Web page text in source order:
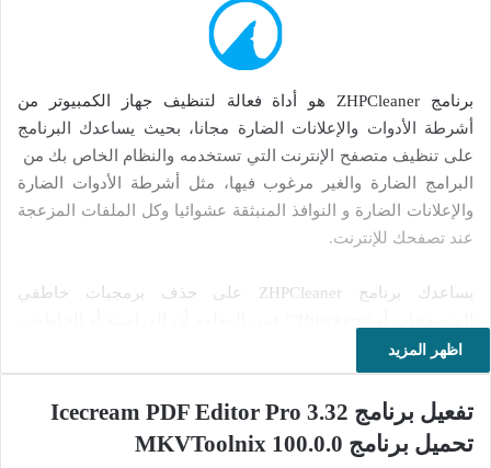
برنامج ZHPCleaner هو أداة فعالة لتنظيف جهاز الكمبيوتر من
أشرطة الأدوات والإعلانات الضارة مجانا، بحيث يساعدك البرنامج
على تنظيف متصفح الإنترنت التي تستخدمه والنظام الخاص بك من
البرامج الضارة والغير مرغوب فيها، مثل أشرطة الأدوات الضارة
والإعلانات الضارة و النوافذ المنبثقة عشوائيا وكل الملفات المزعجة
عند تصفحك للإنترنت.
يساعدك برنامج ZHPCleaner على حذف برمجيات خاطفي
يقومون بالتحكم في إعدادات المتصفح والتلاعب به، ويغيرون
صفحته الرئيسية بإحالتها إلى صفحات أخرى، يوجهون المستخدمين
اليها والدخول إلى مواقع إعلانية ربحية، تمكنهم من ربح المال عبر
إجبار هؤلاء المستخدمين على عرض الإعلانات على المتصفحات التي
يستخدمونها.
اظهر المزيد
تفعيل برنامج Icecream PDF Editor Pro 3.32
تحميل برنامج MKVToolnix 100.0.0